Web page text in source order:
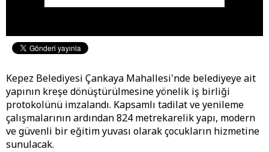
Kepez Belediyesi Çankaya Mahallesi'nde belediyeye ait
yapının kreşe dönüştürülmesine yönelik iş birliği
protokolünü imzalandı. Kapsamlı tadilat ve yenileme
çalışmalarının ardından 824 metrekarelik yapı, modern
ve güvenli bir eğitim yuvası olarak çocukların hizmetine
sunulacak.